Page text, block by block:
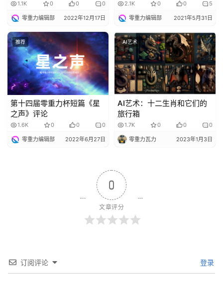
1.1K 0 0 0
零重力编辑部 2022年12月17日
2.1K 0 0 5
零重力编辑部 2021年5月31日
推荐
第十四届零重力杯短篇《星
之声》评论
1.6K 0 0 0
零重力编辑部 2022年6月27日
AI艺术
AI艺术：十二生肖和它们的
旅行箱
1.7K 0 0 0
零重力瓦力 2023年1月3日
0
文章评分
订阅评论 登录